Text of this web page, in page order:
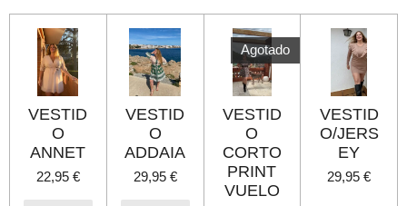
r
r
r
VESTID
O
ANNET
22,95 €
VESTID
O
ADDAIA
29,95 €
Agotado
VESTID
O
CORTO
PRINT
VUELO
VESTID
O/JERS
EY
29,95 €